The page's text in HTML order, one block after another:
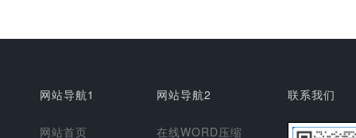
网站导航1
网站首页
网站导航2
在线WORD压缩
联系我们